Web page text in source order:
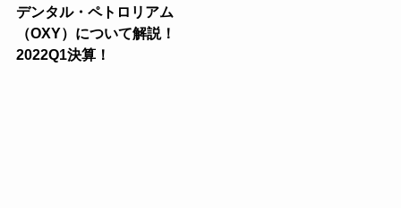
デンタル・ペトロリアム
（OXY）について解説！
2022Q1決算！